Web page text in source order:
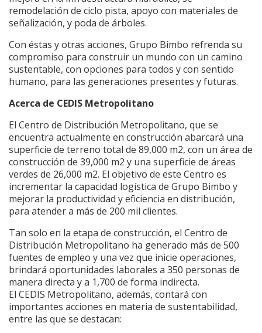
remodelación de ciclo pista, apoyo con materiales de
señalización, y poda de árboles.
Con éstas y otras acciones, Grupo Bimbo refrenda su
compromiso para construir un mundo con un camino
sustentable, con opciones para todos y con sentido
humano, para las generaciones presentes y futuras.
Acerca de CEDIS Metropolitano
El Centro de Distribución Metropolitano, que se
encuentra actualmente en construcción abarcará una
superficie de terreno total de 89,000 m2, con un área de
construcción de 39,000 m2 y una superficie de áreas
verdes de 26,000 m2. El objetivo de este Centro es
incrementar la capacidad logística de Grupo Bimbo y
mejorar la productividad y eficiencia en distribución,
para atender a más de 200 mil clientes.
Tan solo en la etapa de construcción, el Centro de
Distribución Metropolitano ha generado más de 500
fuentes de empleo y una vez que inicie operaciones,
brindará oportunidades laborales a 350 personas de
manera directa y a 1,700 de forma indirecta.
El CEDIS Metropolitano, además, contará con
importantes acciones en materia de sustentabilidad,
entre las que se destacan: